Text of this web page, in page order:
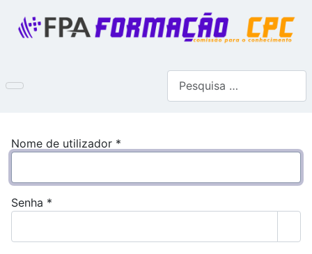
Nome de utilizador *
Senha *